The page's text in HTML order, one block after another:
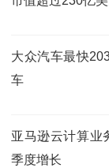
大众汽车最快
车
亚马逊云计算业
季度增长